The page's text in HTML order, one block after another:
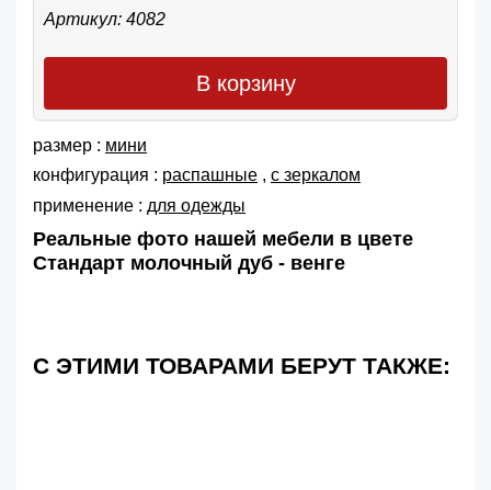
Артикул: 4082
В корзину
размер : мини
конфигурация : распашные , с зеркалом
применение : для одежды
Реальные фото нашей мебели в цвете
Стандарт молочный дуб - венге
С ЭТИМИ ТОВАРАМИ БЕРУТ ТАКЖЕ: